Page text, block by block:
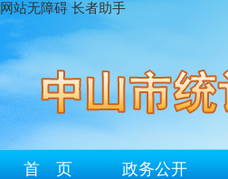
网站无障碍 长者助手
首 页 政务公开